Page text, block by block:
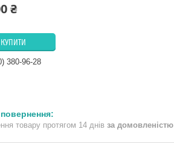
₴
КУПИТИ
380-96-28
товару протягом 14 днів за домовленістю